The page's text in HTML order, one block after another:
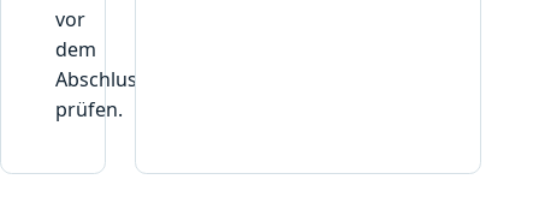
vor
dem
Abschluss
prüfen.